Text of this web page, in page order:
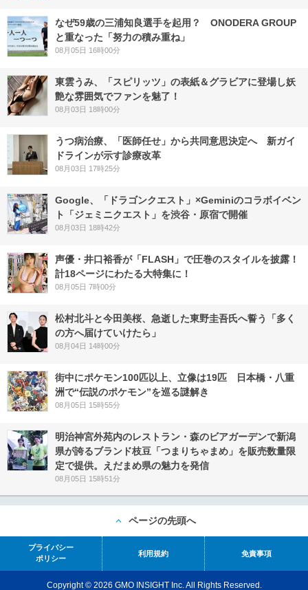
なぜ59歳の三浦知良選手を起用？ ONODERA GROUP
と重なった「努力の積み重ね」
08月05日 16時00分
東雲うみ、「スピリッツ」の表紙＆グラビアに登場し妖
艶な雰囲気でファンを魅了！
08月03日 18時00分
うつ病治療、「医師任せ」から共同意思決定へ 新ガイ
ドラインが示す診療改革
08月03日 17時25分
Google、「ドラゴンクエスト」×Geminiのコラボイベン
ト「ジェミニクエスト」を渋谷・原宿で開催
08月03日 18時42分
声優・井口裕香が「FLASH」で圧巻のスタイルを披露！
計18ページにわたる大特集に！
08月05日 7時00分
松村北斗と今田美桜、急逝した東野圭吾氏へ誓う「多く
の方へ届けていけたら」
08月04日 14時00分
街中にポケモン100匹以上、立像は19匹 日本橋・八重
洲で“伝説のポケモン”を巡る謎解き
08月05日 15時55分
明治神宮外苑内のレストラン・森のビアガーデンで新潟
県が誇るブランド枝豆「つまりちゃまめ」を販売数量限
定で提供。えだまめ県の魅力を発信
08月05日 15時51分
ページの先頭へ
プライバシー
ポリシー
利用規約 免責事項
Copyright © 2026 GMO INSIGHT Inc. All Rights Reserved.